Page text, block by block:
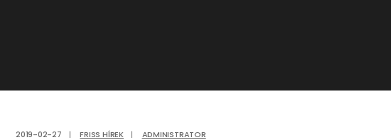
2019-02-27 | FRISS HÍREK | ADMINISTRATOR